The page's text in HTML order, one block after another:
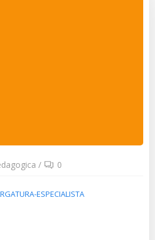
/ 0
ESPECIALISTA